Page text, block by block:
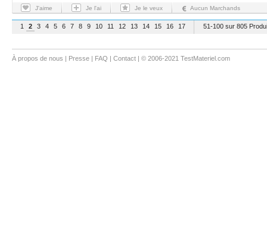
J'aime Je l'ai Je le veux Aucun Marchands
1 2 3 4 5 6 7 8 9 10 11 12 13 14 15 16 17 51-100 sur 805
À propos de nous | Presse | FAQ | Contact | © 2006-2021 TestMateriel.com